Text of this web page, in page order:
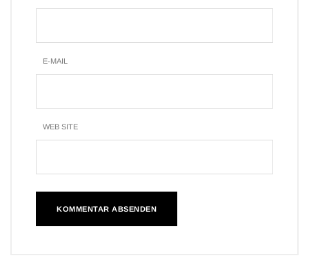
E-MAIL
WEB SITE